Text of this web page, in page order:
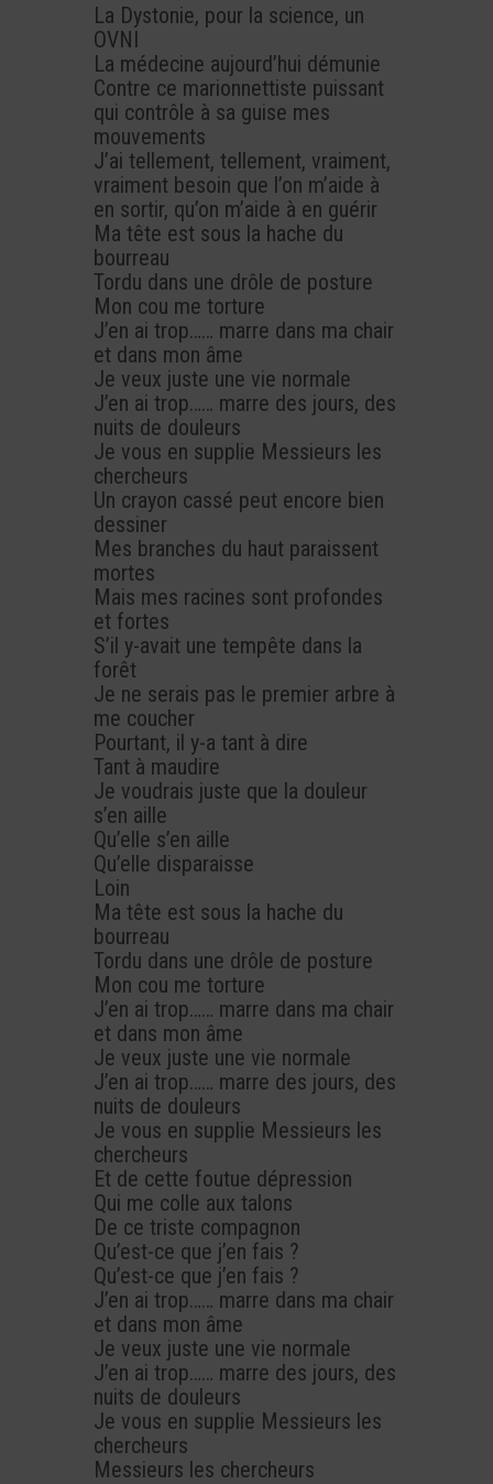
La Dystonie, pour la science, un
OVNI
La médecine aujourd’hui démunie
Contre ce marionnettiste puissant
qui contrôle à sa guise mes
mouvements
J’ai tellement, tellement, vraiment,
vraiment besoin que l’on m’aide à
en sortir, qu’on m’aide à en guérir
Ma tête est sous la hache du
bourreau
Tordu dans une drôle de posture
Mon cou me torture
J’en ai trop…… marre dans ma chair
et dans mon âme
Je veux juste une vie normale
J’en ai trop…… marre des jours, des
nuits de douleurs
Je vous en supplie Messieurs les
chercheurs
Un crayon cassé peut encore bien
dessiner
Mes branches du haut paraissent
mortes
Mais mes racines sont profondes
et fortes
S’il y-avait une tempête dans la
forêt
Je ne serais pas le premier arbre à
me coucher
Pourtant, il y-a tant à dire
Tant à maudire
Je voudrais juste que la douleur
s’en aille
Qu’elle s’en aille
Qu’elle disparaisse
Loin
Ma tête est sous la hache du
bourreau
Tordu dans une drôle de posture
Mon cou me torture
J’en ai trop…… marre dans ma chair
et dans mon âme
Je veux juste une vie normale
J’en ai trop…… marre des jours, des
nuits de douleurs
Je vous en supplie Messieurs les
chercheurs
Et de cette foutue dépression
Qui me colle aux talons
De ce triste compagnon
Qu’est-ce que j’en fais ?
Qu’est-ce que j’en fais ?
J’en ai trop…… marre dans ma chair
et dans mon âme
Je veux juste une vie normale
J’en ai trop…… marre des jours, des
nuits de douleurs
Je vous en supplie Messieurs les
chercheurs
Messieurs les chercheurs